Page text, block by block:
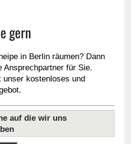
gern
in Berlin räumen? Dann
Ansprechpartner für Sie.
kostenloses und
auf die wir uns